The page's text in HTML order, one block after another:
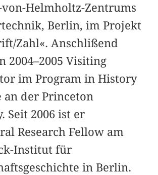
Helmholtz-Zentrums
Berlin, im Projekt
Zahl«. Anschlißend
2004–2005 Visiting
im Program in History
an der Princeton
Seit 2006 ist er
Research Fellow am
Institut für
in Berlin.